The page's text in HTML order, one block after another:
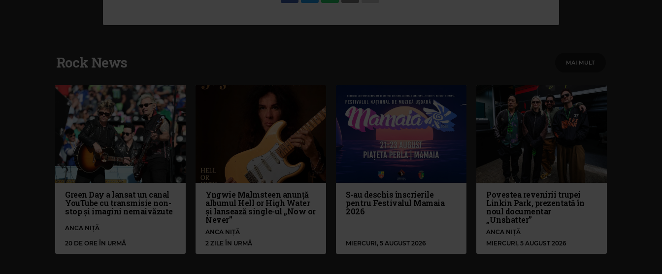
Rock News MAI MULT
Green Day a lansat un canal
YouTube cu transmisie non-
stop și imagini nemaivăzute
ANCA NIȚĂ
20 DE ORE ÎN URMĂ
Yngwie Malmsteen anunță
albumul Hell or High Water
și lansează single-ul „Now or
Never”
ANCA NIȚĂ
2 ZILE ÎN URMĂ
S-au deschis înscrierile
pentru Festivalul Mamaia
2026
MIERCURI, 5 AUGUST 2026
Povestea revenirii trupei
Linkin Park, prezentată în
noul documentar
„Unshatter”
ANCA NIȚĂ
MIERCURI, 5 AUGUST 2026